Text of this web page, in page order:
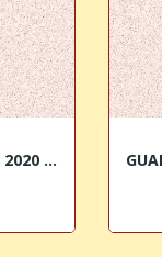
POGGIOMATTO 2020 Bolgheri DOC Superiore Micheletti